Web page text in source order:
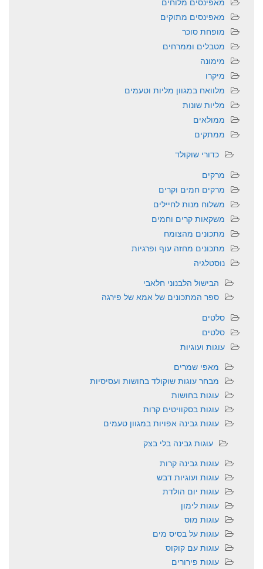
מאפינסים מתוקים
מופחת סוכר
מטבלים וממרחים
מימונה
מיקרו
מלוואח במגוון מליות וטעמים
מליות שונות
ממולאים
ממתקים
כדורי שוקולד
מרקים
מרקים חמים וקרים
משלוח מנות לחיילים
משקאות קרים וחמים
מתכונים מהצומח
מתכונים מחזה עוף ופרגיות
נוסטלגיה
הבישול הלבנוני חלאבי
ספר המתכונים של אמא של פירגה
סלטים
סלטים
עוגות ועוגיות
מאפי שמרים
מבחר עוגות שוקולד בחושות ועסיסיות
עוגות בחושות
עוגות בסקוויטים קרות
עוגות גבינה אפויות במגוון טעמים
עוגות גבינה בלי בצק
עוגות גבינה קרות
עוגות ועוגיות דבש
עוגות יום הולדת
עוגות לימון
עוגות מוס
עוגות על בסיס מים
עוגות עם קוקוס
עוגות פירורים